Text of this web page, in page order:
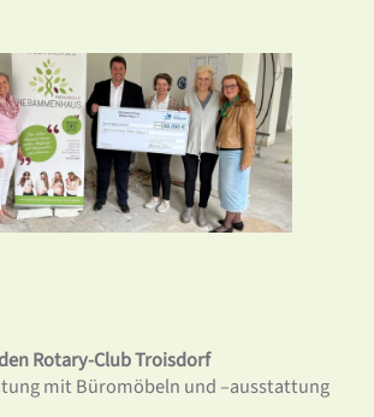
Rotary-Club Troisdorf
mit Büromöbeln und –ausstattung